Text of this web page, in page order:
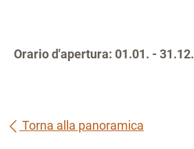
Orario d'apertura: 01.01. - 31.12.
Torna alla panoramica